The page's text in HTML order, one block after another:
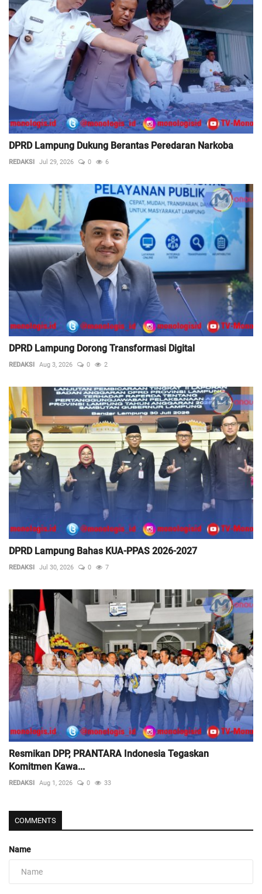
DPRD Lampung Dukung Berantas Peredaran Narkoba
REDAKSI Jul 29, 2026 0 6
DPRD Lampung Dorong Transformasi Digital
REDAKSI Aug 3, 2026 0 2
DPRD Lampung Bahas KUA-PPAS 2026-2027
REDAKSI Jul 30, 2026 0 7
Resmikan DPP, PRANTARA Indonesia Tegaskan
Komitmen Kawa...
REDAKSI Aug 1, 2026 0 33
COMMENTS
Name